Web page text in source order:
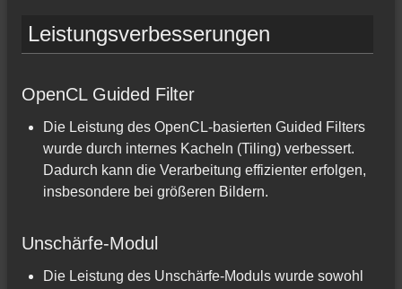
Leistungsverbesserungen
OpenCL Guided Filter
Die Leistung des OpenCL-basierten Guided Filters
wurde durch internes Kacheln (Tiling) verbessert.
Dadurch kann die Verarbeitung effizienter erfolgen,
insbesondere bei größeren Bildern.
Unschärfe-Modul
Die Leistung des Unschärfe-Moduls wurde sowohl